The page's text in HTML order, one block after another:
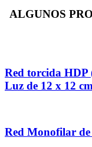
ALGUNOS
Red torcida HDP
Luz de 12 x 12
Red Monofilar